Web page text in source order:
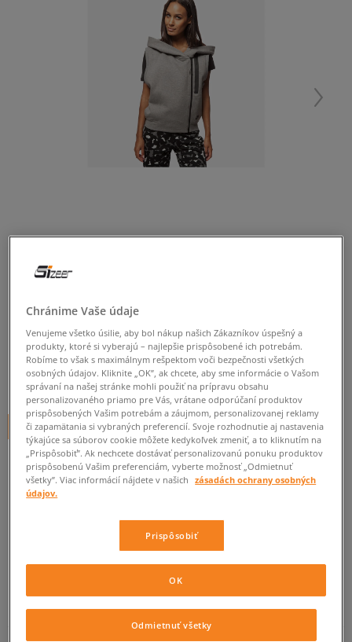
0.0(0 )
49,95€cena s DPH
+ 50 BODOV V SIZEERCLUBE
Informujte ma o dostupnosti
Informovať o
dostupnosti
ZISTIŤ DOSTUPNOSŤ V NAŠICH KAMENNÝCH PREDAJNIACH
Chránime Vaše údaje
Venujeme všetko úsilie, aby bol nákup našich Zákazníkov úspešný a
produkty, ktoré si vyberajú – najlepšie prispôsobené ich potrebám.
Robíme to však s maximálnym rešpektom voči bezpečnosti všetkých
osobných údajov. Kliknite „OK”, ak chcete, aby sme informácie o Vašom
správaní na našej stránke mohli použiť na prípravu obsahu
personalizovaného priamo pre Vás, vrátane odporúčaní produktov
prispôsobených Vašim potrebám a záujmom, personalizovanej reklamy
či zapamätania si vybraných preferencií. Svoje rozhodnutie aj nastavenia
týkajúce sa súborov cookie môžete kedykoľvek zmeniť, a to kliknutím na
„Prispôsobiť”. Ak nechcete dostávať personalizovanú ponuku produktov
prispôsobenú Vašim preferenciám, vyberte možnosť „Odmietnuť
všetky”. Viac informácií nájdete v našich
zásadách ochrany osobných
údajov.
Prispôsobiť
Odmietnuť všetky
OK